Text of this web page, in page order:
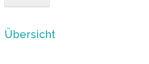
Übersicht